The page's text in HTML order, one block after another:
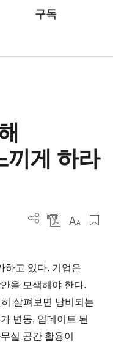
구독
끼게 하라
하고 있다. 기업은
을 모색해야 한다.
살펴보면 낭비되는
변동, 업데이트 된
실 공간 활용이